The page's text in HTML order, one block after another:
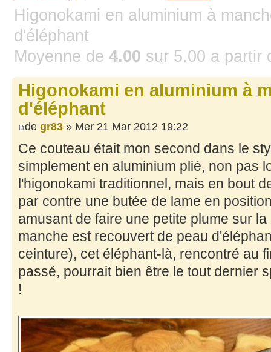
Higonokami en aluminium à
d'éléphant
Moyenne de 4.00 sur 5.00 a partir
Higonokami en aluminium à
d'éléphant
de gr83 » Mer 21 Mar 2012 19:22
Ce couteau était mon second dans le
simplement en aluminium plié, non pas
l'higonokami traditionnel, mais en bout
par contre une butée de lame en
amusant de faire une petite plume sur
manche est recouvert de peau
ceinture), cet éléphant-là, rencontré au
passé, pourrait bien être le tout dernier
!